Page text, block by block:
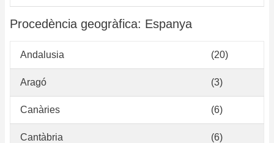
Procedència geogràfica: Espanya
Andalusia (20)
Aragó (3)
Canàries (6)
Cantàbria (6)